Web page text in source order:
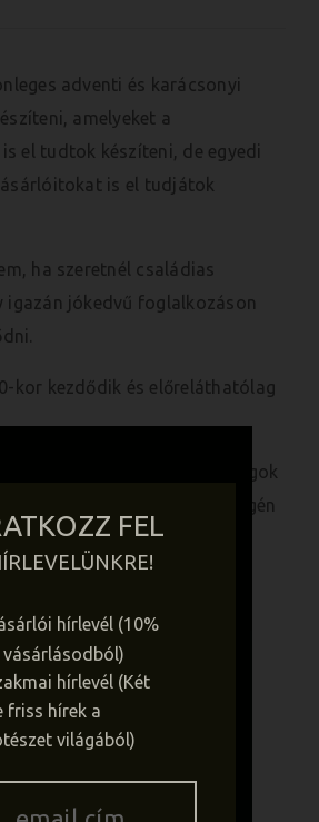
adventi és karácsonyi
amelyeket a
el tudtok készíteni, de egyedi
is el tudjátok
ha szeretnél családias
igazán jókedvű foglalkozáson
kor kezdődik és előreláthatólag
a felhasznált anyagok
A kész kompozíciók a nap végén
magaddal ollót, metszőollót,
és természetesen a
teával, kávéval várunk.
tere 14.
FEL
hírlevél (10%
vásárlásodból)
hírlevél (Két
friss hírek a
világából)